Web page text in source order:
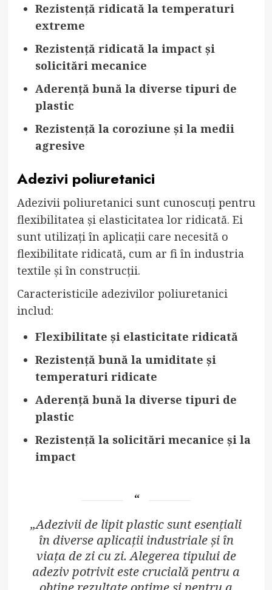
Rezistență ridicată la temperaturi
extreme
Rezistență ridicată la impact și
solicitări mecanice
Aderență bună la diverse tipuri de
plastic
Rezistență la coroziune și la medii
agresive
Adezivi poliuretanici
Adezivii poliuretanici sunt cunoscuți pentru
flexibilitatea și elasticitatea lor ridicată. Ei
sunt utilizați în aplicații care necesită o
flexibilitate ridicată, cum ar fi în industria
textile și în construcții.
Caracteristicile adezivilor poliuretanici
includ:
Flexibilitate și elasticitate ridicată
Rezistență bună la umiditate și
temperaturi ridicate
Aderență bună la diverse tipuri de
plastic
Rezistență la solicitări mecanice și la
impact
„Adezivii de lipit plastic sunt esențiali
în diverse aplicații industriale și în
viața de zi cu zi. Alegerea tipului de
adeziv potrivit este crucială pentru a